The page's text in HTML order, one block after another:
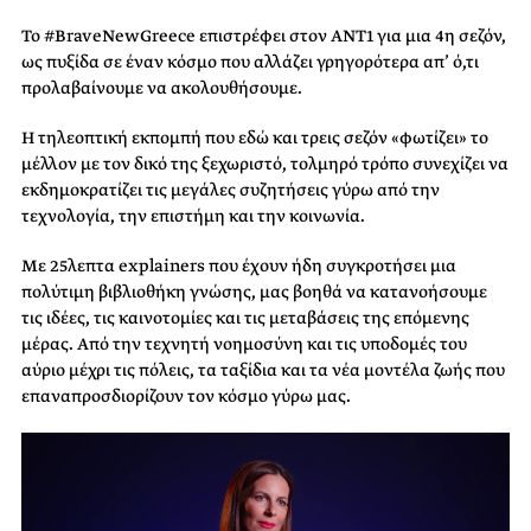
Το #BraveNewGreece επιστρέφει στον ΑΝΤ1 για μια 4η σεζόν,
ως πυξίδα σε έναν κόσμο που αλλάζει γρηγορότερα απ’ ό,τι
προλαβαίνουμε να ακολουθήσουμε.
Η τηλεοπτική εκπομπή που εδώ και τρεις σεζόν «φωτίζει» το
μέλλον με τον δικό της ξεχωριστό, τολμηρό τρόπο συνεχίζει να
εκδημοκρατίζει τις μεγάλες συζητήσεις γύρω από την
τεχνολογία, την επιστήμη και την κοινωνία.
Με 25λεπτα explainers που έχουν ήδη συγκροτήσει μια
πολύτιμη βιβλιοθήκη γνώσης, μας βοηθά να κατανοήσουμε
τις ιδέες, τις καινοτομίες και τις μεταβάσεις της επόμενης
μέρας. Από την τεχνητή νοημοσύνη και τις υποδομές του
αύριο μέχρι τις πόλεις, τα ταξίδια και τα νέα μοντέλα ζωής που
επαναπροσδιορίζουν τον κόσμο γύρω μας.